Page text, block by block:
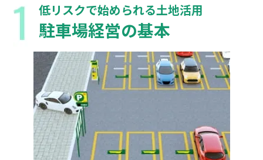
低リスクで始められる土地活用
駐車場経営の基本